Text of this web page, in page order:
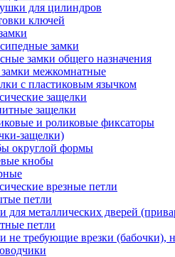
для цилиндров
ключей
замки
замки общего назначения
межкомнатные
с пластиковым язычком
защелки
защелки
и роликовые фиксаторы
защелки)
округлой формы
кнобы
врезные петли
петли
для металлических дверей
петли
не требующие врезки (бабочки),